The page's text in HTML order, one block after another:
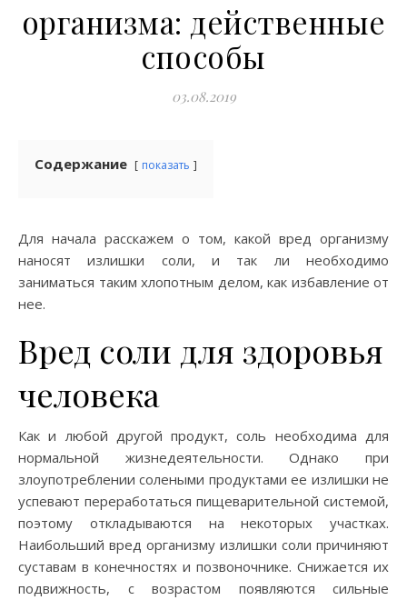
организма: действенные
способы
03.08.2019
Содержание показать
Для начала расскажем о том, какой вред организму
наносят излишки соли, и так ли необходимо
заниматься таким хлопотным делом, как избавление от
нее.
Вред соли для здоровья
человека
Как и любой другой продукт, соль необходима для
нормальной жизнедеятельности. Однако при
злоупотреблении солеными продуктами ее излишки не
успевают переработаться пищеварительной системой,
поэтому откладываются на некоторых участках.
Наибольший вред организму излишки соли причиняют
суставам в конечностях и позвоночнике. Снижается их
подвижность, с возрастом появляются сильные